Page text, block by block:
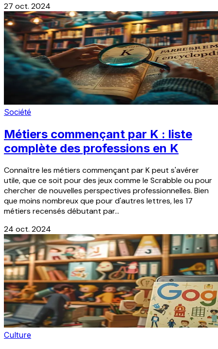
27 oct. 2024
Société
Métiers commençant par K : liste
complète des professions en K
Connaître les métiers commençant par K peut s'avérer
utile, que ce soit pour des jeux comme le Scrabble ou pour
chercher de nouvelles perspectives professionnelles. Bien
que moins nombreux que pour d'autres lettres, les 17
métiers recensés débutant par...
24 oct. 2024
Culture